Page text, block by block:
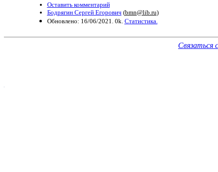
Оставить комментарий
Бодрягин Сергей Егорович (bmn@lib.ru)
Обновлено: 16/06/2021. 0k. Статистика.
Связаться